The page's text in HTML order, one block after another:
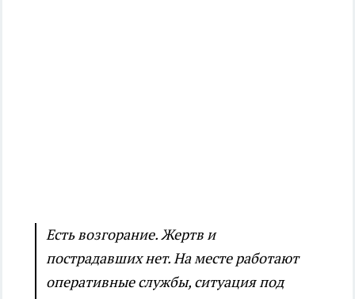
Есть возгорание. Жертв и
пострадавших нет. На месте работают
оперативные службы, ситуация под